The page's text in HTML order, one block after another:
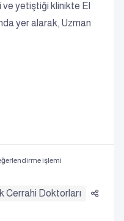
yetiştiği klinikte El
yer alarak, Uzman
işlemi
Cerrahi Doktorları